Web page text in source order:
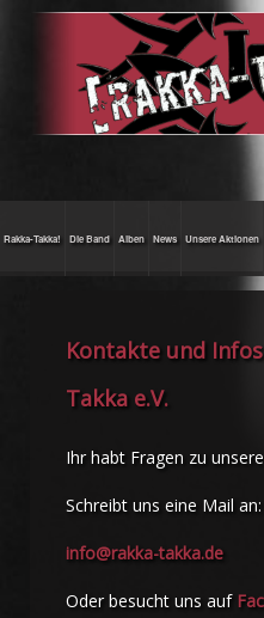
Rakka-Takka! Die Band Alben News Unsere Aktionen
Kontakte und
Takka e.V.
Ihr habt Fragen zu
Schreibt uns eine Mail an:
info@rakka-takka.de
Oder besucht uns auf